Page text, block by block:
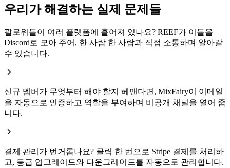
우리가 해결하는 실제 문제들
팔로워들이 여러 플랫폼에 흩어져 있나요? REEF가 이들을
Discord로 모아 주어, 한 사람 한 사람과 직접 소통하며 알아갈
수 있습니다.
신규 멤버가 무엇부터 해야 할지 헤맨다면, MixFairy이 이메일
을 자동으로 인증하고 역할을 부여하며 비공개 채널을 열어 줍
니다.
결제 관리가 번거롭나요? 클릭 한 번으로 Stripe 결제를 처리하
고, 등급 업그레이드와 다운그레이드를 자동으로 관리합니다.